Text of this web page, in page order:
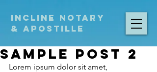
Incline Notary
& Apostille
Sample Post 2
Lorem ipsum dolor sit amet,